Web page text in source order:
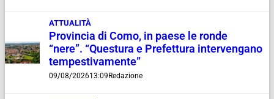
ATTUALITÀ
Provincia di Como, in paese le ronde
“nere”. “Questura e Prefettura intervengano
tempestivamente”
09/08/202613:09 Redazione